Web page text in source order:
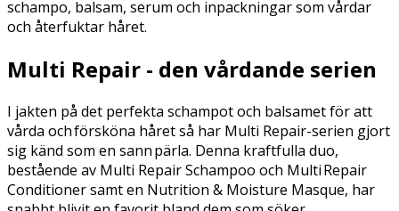
schampo, balsam, serum och inpackningar som vårdar
och återfuktar håret.
Multi Repair - den vårdande serien
I jakten på det perfekta schampot och balsamet för att
vårda och försköna håret så har Multi Repair-serien gjort
sig känd som en sann pärla. Denna kraftfulla duo,
bestående av Multi Repair Schampoo och Multi Repair
Conditioner samt en Nutrition & Moisture Masque, har